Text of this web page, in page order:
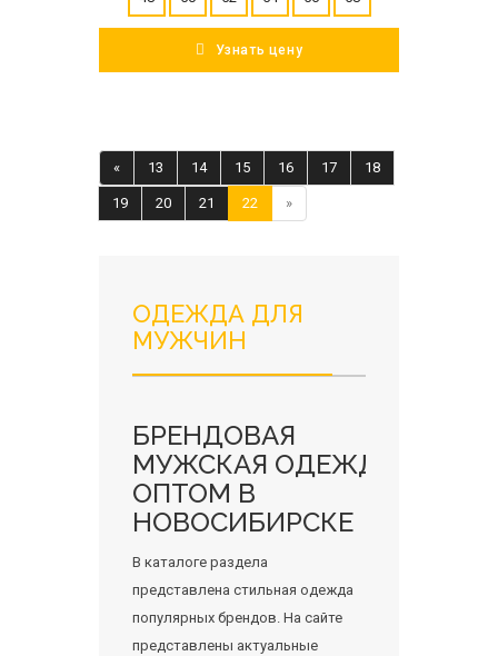
Узнать цену
« 13 14 15 16 17 18
19 20 21 22 »
ОДЕЖДА ДЛЯ
МУЖЧИН
БРЕНДОВАЯ
МУЖСКАЯ ОДЕЖДА
ОПТОМ В
НОВОСИБИРСКЕ
В каталоге раздела
представлена стильная одежда
популярных брендов. На сайте
представлены актуальные